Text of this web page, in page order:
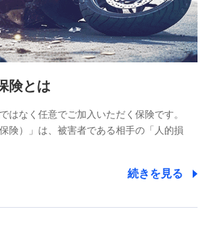
ルサポート株式会社
)
ー少額短期保険株式会社
ssi.com/)
代理店から受領する個人情報
Ｅメール等により、当社と取引のあるも
いる保険会社・提携会社の保険その他に
、金融商品等の契約を勧奨するため、ま
業務遂行のため、またそれらに付帯、関
数の保険会社と取引があり、取得した個人
険とは
はなく任意でご加入いただく保険です。
険）」は、被害者である相手の「人的損
続きを見る